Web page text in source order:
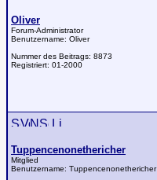
Oliver
Forum-Administrator
Benutzername: Oliver
Nummer des Beitrags: 8873
Registriert: 01-2000
Tuppencenonethericher
Mitglied
Benutzername: Tuppencenonethericher